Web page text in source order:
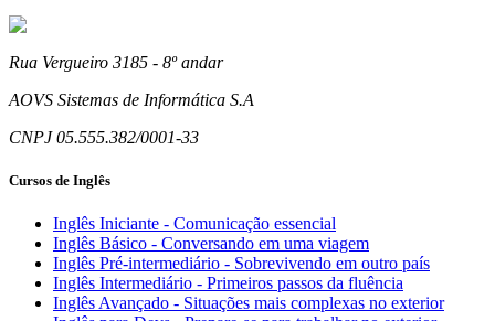
Rua Vergueiro 3185 - 8º andar
AOVS Sistemas de Informática S.A
CNPJ 05.555.382/0001-33
Cursos de Inglês
Inglês Iniciante - Comunicação essencial
Inglês Básico - Conversando em uma viagem
Inglês Pré-intermediário - Sobrevivendo em outro país
Inglês Intermediário - Primeiros passos da fluência
Inglês Avançado - Situações mais complexas no exterior